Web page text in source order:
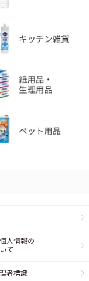
人情報の
て
者標識